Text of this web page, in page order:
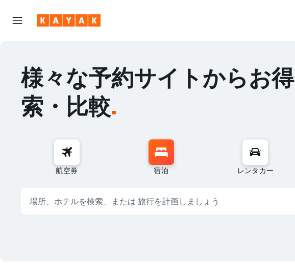
様々な予約サイトからお
索・比較.
航空券 宿泊 レンタカー
場所、ホテルを検索、または 旅行を計画しましょう